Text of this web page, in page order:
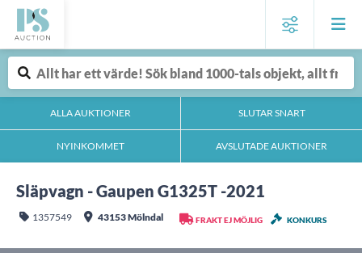
ALLA AUKTIONER SLUTAR SNART
NYINKOMMET AVSLUTADE AUKTIONER
Släpvagn - Gaupen G1325T -2021
1357549 43153 Mölndal FRAKT EJ MÖJLIG KONKURS